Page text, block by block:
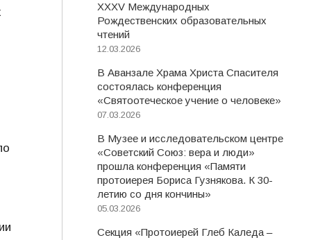
XXXV Международных
Рождественских образовательных
чтений
12.03.2026
В Аванзале Храма Христа Спасителя
состоялась конференция
«Святоотеческое учение о человеке»
07.03.2026
В Музее и исследовательском центре
«Советский Союз: вера и люди»
прошла конференция «Памяти
протоиерея Бориса Гузнякова. К 30-
летию со дня кончины»
05.03.2026
Секция «Протоиерей Глеб Каледа –